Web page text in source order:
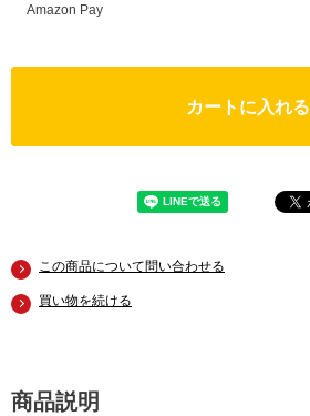
Amazon Pay
カートに入れる
この商品について問い合わせる
買い物を続ける
商品説明